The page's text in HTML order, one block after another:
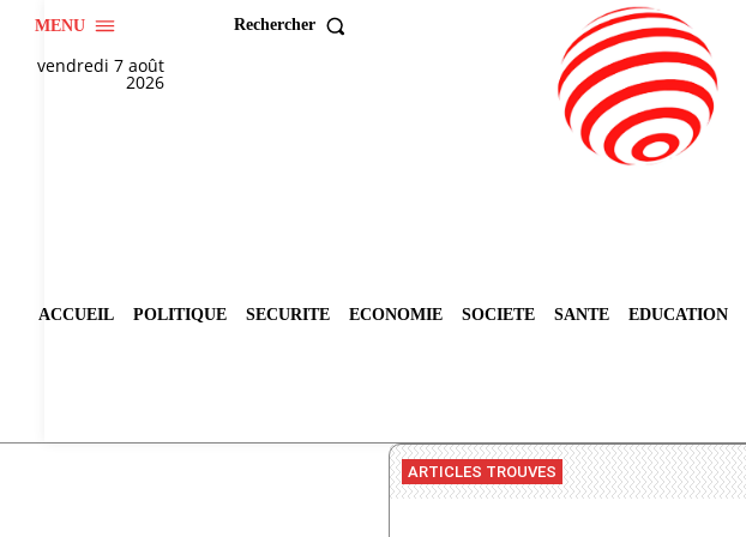
MENU Rechercher
vendredi 7 août
2026
ACCUEIL POLITIQUE SECURITE ECONOMIE SOCIETE SANTE EDUCATION
ARTICLES TROUVES